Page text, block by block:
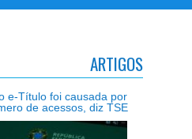
ARTIGOS
e-Título foi causada por
de acessos, diz TSE